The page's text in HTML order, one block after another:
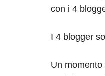
con i 4
I 4 blogger
Un